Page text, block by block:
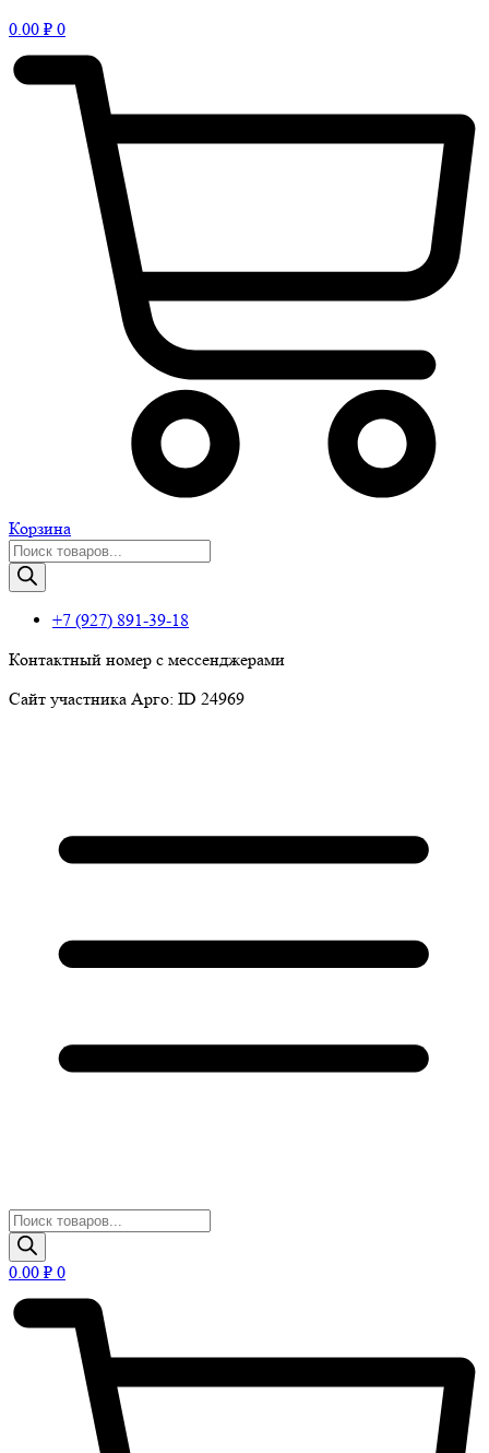
0.00 ₽ 0
Корзина
Поиск
товаров
+7 (927) 891-39-18
Контактный номер с мессенджерами
Сайт участника Арго: ID 24969
Поиск
товаров
0.00 ₽ 0